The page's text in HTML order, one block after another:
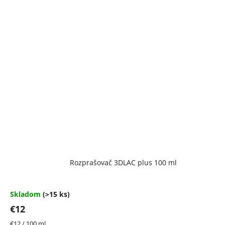
Rozprašovač 3DLAC plus 100 ml
Skladom (>15 ks)
€12
Jednotková